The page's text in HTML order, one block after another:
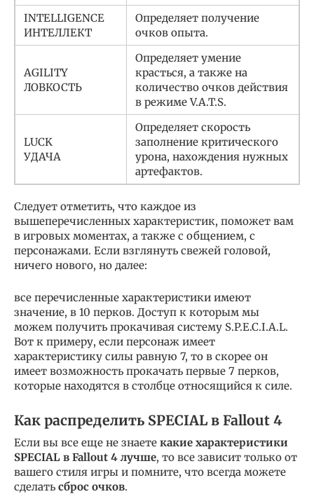
INTELLIGENCE
ИНТЕЛЛЕКТ
Определяет получение
очков опыта.
AGILITY
ЛОВКОСТЬ
Определяет умение
красться, а также на
количество очков действия
в режиме V.A.T.S.
LUCK
УДАЧА
Определяет скорость
заполнение критического
урона, нахождения нужных
артефактов.
Следует отметить, что каждое из
вышеперечисленных характеристик, поможет вам
в игровых моментах, а также с общением, с
персонажами. Если взглянуть свежей головой,
ничего нового, но далее:
все перечисленные характеристики имеют
значение, в 10 перков. Доступ к которым мы
можем получить прокачивая систему S.P.E.C.I.A.L.
Вот к примеру, если персонаж имеет
характеристику силы равную 7, то в скорее он
имеет возможность прокачать первые 7 перков,
которые находятся в столбце относящийся к силе.
Как распределить SPECIAL в Fallout 4
Если вы все еще не знаете какие характеристики
SPECIAL в Fallout 4 лучше, то все зависит только от
вашего стиля игры и помните, что всегда можете
сделать сброс очков.